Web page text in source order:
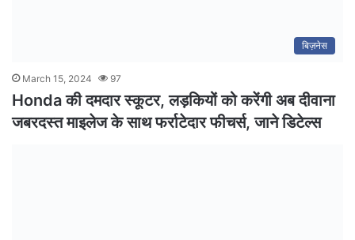
बिज़नेस
March 15, 2024 97
Honda की दमदार स्कूटर, लड़कियों को करेंगी अब दीवाना
जबरदस्त माइलेज के साथ फर्राटेदार फीचर्स, जाने डिटेल्स